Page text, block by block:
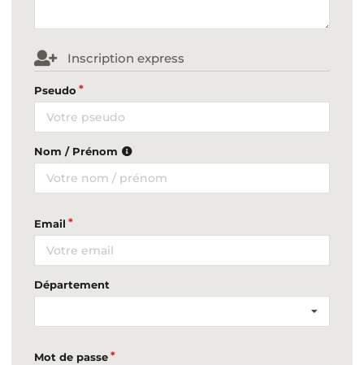
Inscription express
Pseudo
Nom / Prénom
Email
Département
Mot de passe